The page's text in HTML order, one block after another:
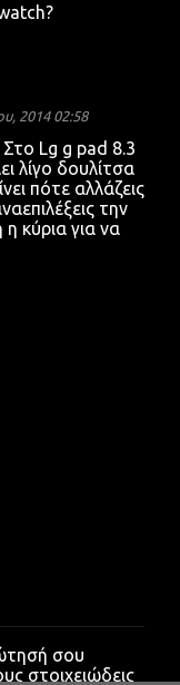
2014 02:58
Lg g pad 8.3
λίγο δουλίτσα
πότε αλλάζεις
την
κύρια για να
σου
στοιχειώδεις